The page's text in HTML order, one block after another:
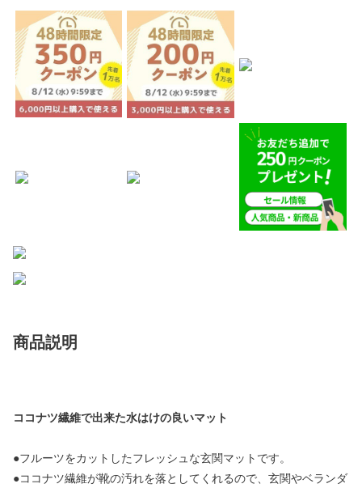
商品説明
ココナツ繊維で出来た水はけの良いマット
●フルーツをカットしたフレッシュな玄関マットです。
●ココナツ繊維が靴の汚れを落としてくれるので、玄関やベランダ